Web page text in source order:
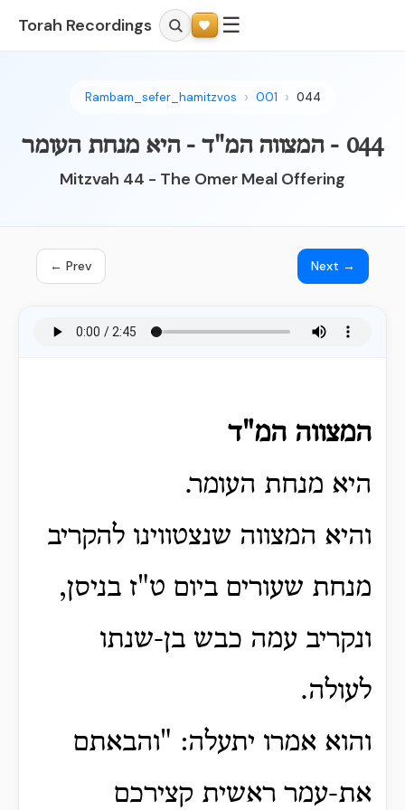
Torah Recordings ☰
Rambam_sefer_hamitzvos 001 044
044 - המצווה המ"ד - היא מנחת העומר
Mitzvah 44 - The Omer Meal Offering
← Prev Next →
המצווה המ"ד
היא מנחת העומר.
והיא המצווה שנצטווינו להקריב
מנחת שעורים ביום ט"ז בניסן,
ונקריב עמה כבש בן-שנתו
לעולה.
והוא אמרו יתעלה: "והבאתם
את-עמר ראשית קצירכם